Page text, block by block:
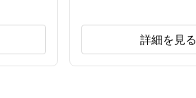
詳細を見る